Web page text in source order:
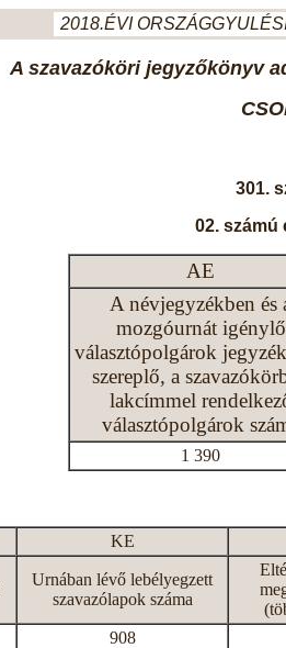
2018.ÉVI
A szavazóköri jegyzőkönyv
301.
02. számú
AE
A névjegyzékben és
mozgóurnát igénylő
választópolgárok
szereplő, a
lakcímmel
választópolgárok
1 390
KE
Urnában lévő lebélyegzett
szavazólapok száma
908